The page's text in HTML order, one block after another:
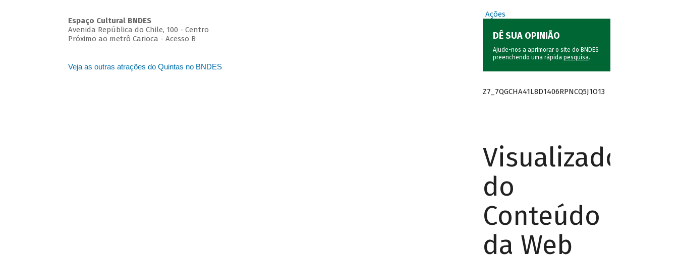
Espaço Cultural BNDES
Avenida República do Chile, 100 - Centro
Próximo ao metrô Carioca - Acesso B
Veja as outras atrações do Quintas no BNDES
Ações
DÊ SUA OPINIÃO
Ajude-nos a aprimorar o site do BNDES
preenchendo uma rápida pesquisa.
Z7_7QGCHA41L8D1406RPNCQ5J1O13
Visualizador
do
Conteúdo
da Web